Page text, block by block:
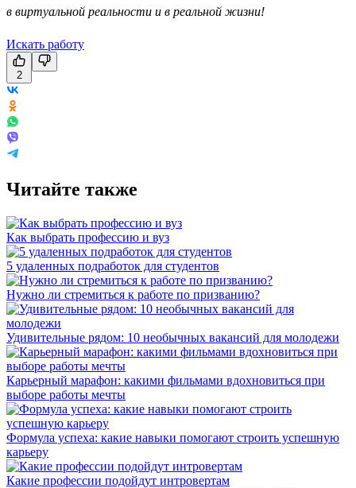
в виртуальной реальности и в реальной жизни!
Искать работу
2
Читайте также
Как выбрать профессию и вуз
5 удаленных подработок для студентов
Нужно ли стремиться к работе по призванию?
Удивительные рядом: 10 необычных вакансий для молодежи
Карьерный марафон: какими фильмами вдохновиться при
выборе работы мечты
Формула успеха: какие навыки помогают строить успешную
карьеру
Какие профессии подойдут интровертам